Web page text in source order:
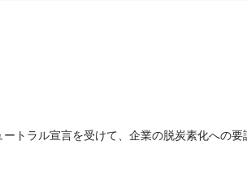
トラル宣言を受けて、企業の脱炭素化への